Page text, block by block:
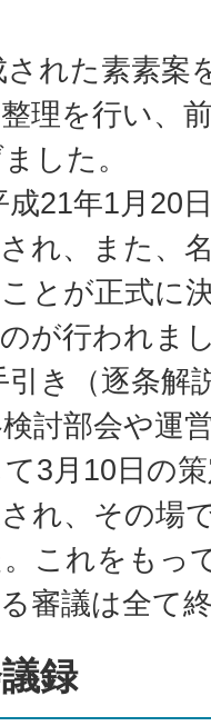
れた素素案
理を行い、
した。
21年1月20
れ、また、
とが正式に
が行われま
き（逐条解
討部会や運
3月10日の
れ、その場
これをもっ
審議は全て
録